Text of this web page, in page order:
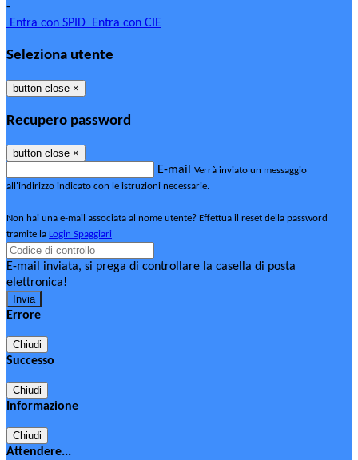
-
Entra con SPID Entra con CIE
Seleziona utente
button close ×
Recupero password
button close ×
E-mail Verrà inviato un messaggio
all'indirizzo indicato con le istruzioni necessarie.
Non hai una e-mail associata al nome utente? Effettua il reset della password
tramite la Login Spaggiari
E-mail inviata, si prega di controllare la casella di posta
elettronica!
Errore
Chiudi
Successo
Chiudi
Informazione
Chiudi
Attendere...